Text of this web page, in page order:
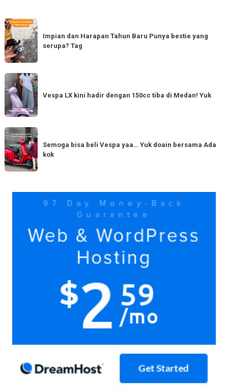
Impian
dan
Harapan
Tahun
Baru
Punya
bestie
yang
Tag
Impian dan Harapan Tahun Baru Punya bestie yang
serupa? Tag
Vespa
LX
kini
hadir
dengan
150cc
tiba
di
Vespa LX kini hadir dengan 150cc tiba di Medan! Yuk
Semoga
bisa
beli
Vespa
Yuk
Semoga bisa beli Vespa yaa… Yuk doain bersama Ada
kok